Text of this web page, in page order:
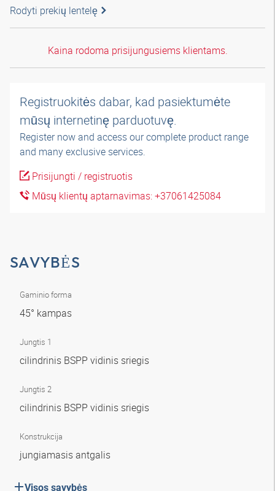
Rodyti prekių lentelę
Kaina rodoma prisijungusiems klientams.
Registruokitės dabar, kad pasiektumėte
mūsų internetinę parduotuvę.
Register now and access our complete product range
and many exclusive services.
Prisijungti / registruotis
Mūsų klientų aptarnavimas: +37061425084
SAVYBĖS
Gaminio forma
45° kampas
Jungtis 1
cilindrinis BSPP vidinis sriegis
Jungtis 2
cilindrinis BSPP vidinis sriegis
Konstrukcija
jungiamasis antgalis
Visos savybės